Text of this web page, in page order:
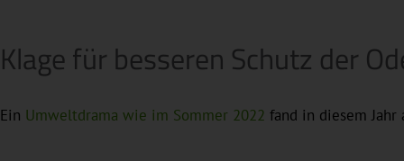
Klage für besseren Schutz der
Ein Umweltdrama wie im Sommer 2022 fand in diesem